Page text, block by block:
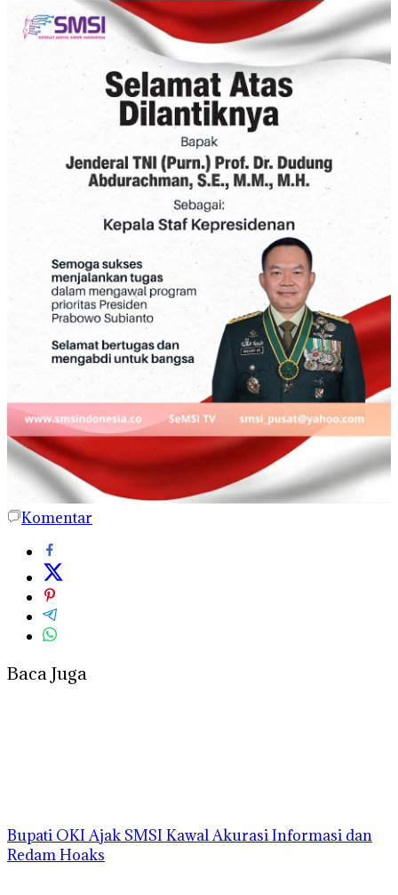
Komentar
Baca Juga
Bupati OKI Ajak SMSI Kawal Akurasi Informasi dan
Redam Hoaks